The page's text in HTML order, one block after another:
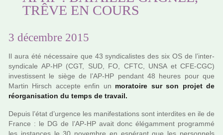
TRÊVE EN COURS
3 décembre 2015
Il aura été néces­saire que 43 syn­di­ca­lis­tes des six OS de l’inter­
syn­di­cale AP-HP (CGT, SUD, FO, CFTC, UNSA et CFE-CGC)
inves­tis­sent le siège de l’AP-HP pen­dant 48 heures pour que
Martin Hirsch accepte enfin un mora­toire sur son projet de
réor­ga­ni­sa­tion du temps de tra­vail.
Depuis l’état d’urgence les mani­fes­ta­tions sont inter­di­tes en ile de
France : le DG de l’AP-HP avait donc élégamment pro­grammé
les ins­tan­ces le 30 novem­bre en espé­rant que les per­son­nels